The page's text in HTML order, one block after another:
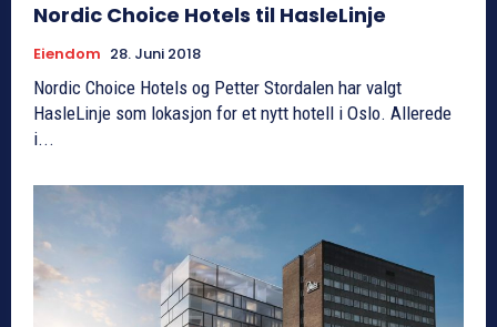
Nordic Choice Hotels til HasleLinje
Eiendom 28. Juni 2018
Nordic Choice Hotels og Petter Stordalen har valgt
HasleLinje som lokasjon for et nytt hotell i Oslo. Allerede
i...